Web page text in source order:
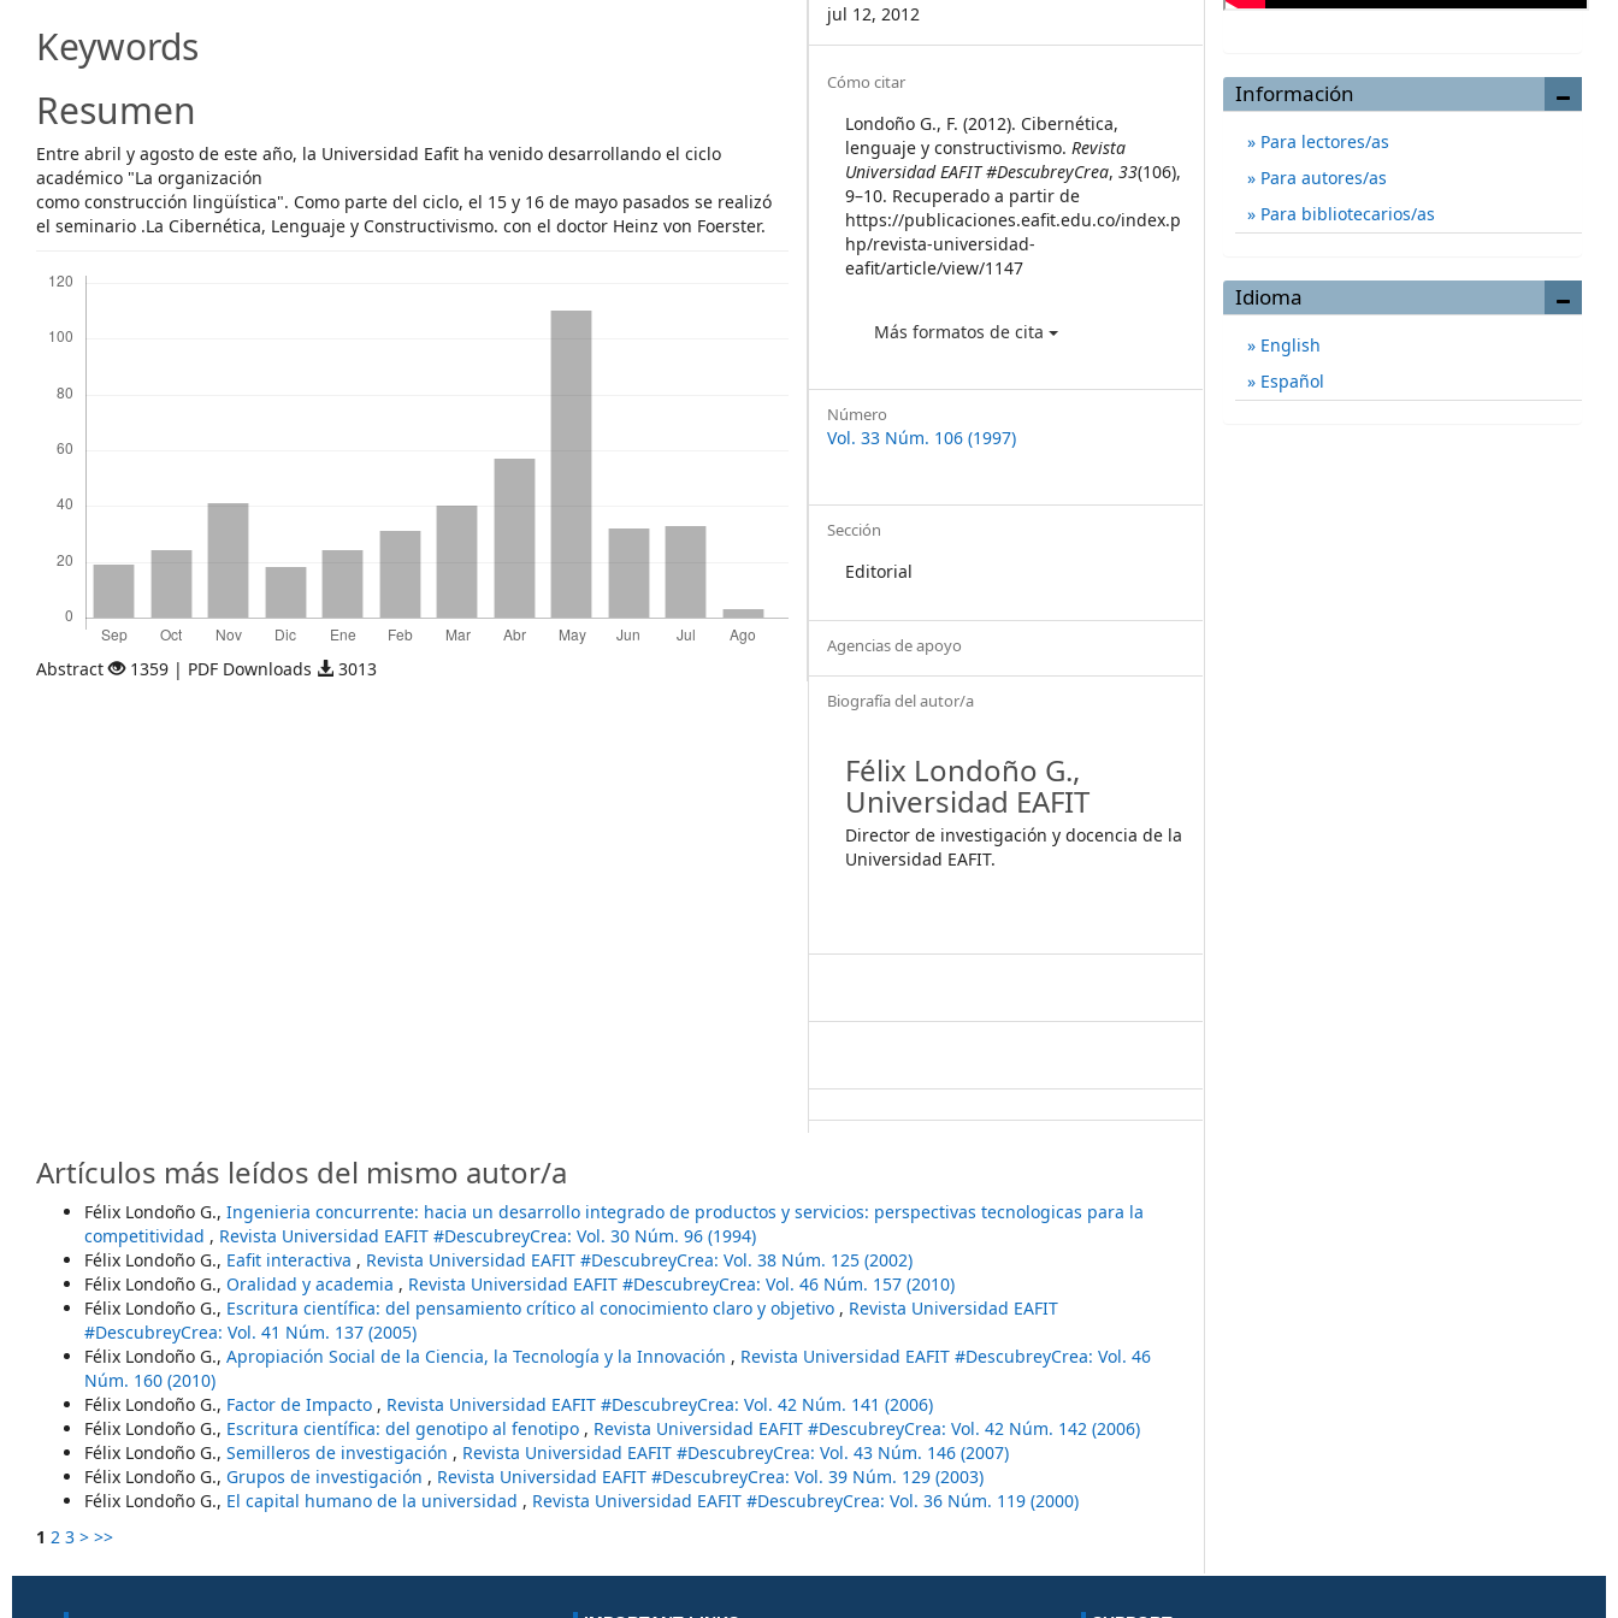
Keywords
Resumen
Entre abril y agosto de este año, la Universidad Eafit ha venido desarrollando el ciclo
académico "La organización
como construcción lingüística". Como parte del ciclo, el 15 y 16 de mayo pasados se realizó
el seminario .La Cibernética, Lenguaje y Constructivismo. con el doctor Heinz von Foerster.
Abstract 1359 | PDF Downloads 3013
jul 12, 2012
Article
Details
Cómo citar
Londoño G., F. (2012). Cibernética,
lenguaje y constructivismo.Revista
Universidad EAFIT #DescubreyCrea,33(106),
9–10. Recuperado a partir de
https://publicaciones.eafit.edu.co/index.p
hp/revista-universidad-
eafit/article/view/1147
Más formatos de cita
Número
Vol. 33 Núm. 106 (1997)
Sección
Editorial
Agencias de apoyo
Biografía del autor/a
Félix Londoño G.,
Universidad EAFIT
Director de investigación y docencia de la
Universidad EAFIT.
Artículos más leídos del mismo autor/a
Félix Londoño G., Ingenieria concurrente: hacia un desarrollo integrado de productos y servicios: perspectivas tecnologicas para la
competitividad , Revista Universidad EAFIT #DescubreyCrea: Vol. 30 Núm. 96 (1994)
Félix Londoño G., Eafit interactiva , Revista Universidad EAFIT #DescubreyCrea: Vol. 38 Núm. 125 (2002)
Félix Londoño G., Oralidad y academia , Revista Universidad EAFIT #DescubreyCrea: Vol. 46 Núm. 157 (2010)
Félix Londoño G., Escritura científica: del pensamiento crítico al conocimiento claro y objetivo , Revista Universidad EAFIT
#DescubreyCrea: Vol. 41 Núm. 137 (2005)
Félix Londoño G., Apropiación Social de la Ciencia, la Tecnología y la Innovación , Revista Universidad EAFIT #DescubreyCrea: Vol. 46
Núm. 160 (2010)
Félix Londoño G., Factor de Impacto , Revista Universidad EAFIT #DescubreyCrea: Vol. 42 Núm. 141 (2006)
Félix Londoño G., Escritura científica: del genotipo al fenotipo , Revista Universidad EAFIT #DescubreyCrea: Vol. 42 Núm. 142 (2006)
Félix Londoño G., Semilleros de investigación , Revista Universidad EAFIT #DescubreyCrea: Vol. 43 Núm. 146 (2007)
Félix Londoño G., Grupos de investigación , Revista Universidad EAFIT #DescubreyCrea: Vol. 39 Núm. 129 (2003)
Félix Londoño G., El capital humano de la universidad , Revista Universidad EAFIT #DescubreyCrea: Vol. 36 Núm. 119 (2000)
1 2 3 > >>
Información
Para lectores/as
Para autores/as
Para bibliotecarios/as
Idioma
English
Español